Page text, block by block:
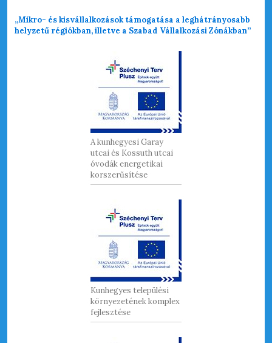
„Mikro- és kisvállalkozások támogatása a leghátrányosabb
helyzetű régiókban, illetve a Szabad Vállalkozási Zónákban”
A kunhegyesi Garay
utcai és Kossuth utcai
óvodák energetikai
korszerűsítése
Kunhegyes települési
környezetének komplex
fejlesztése